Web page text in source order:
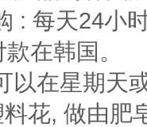
: 每天24小
在韩国。
在星期天或
花, 做由肥